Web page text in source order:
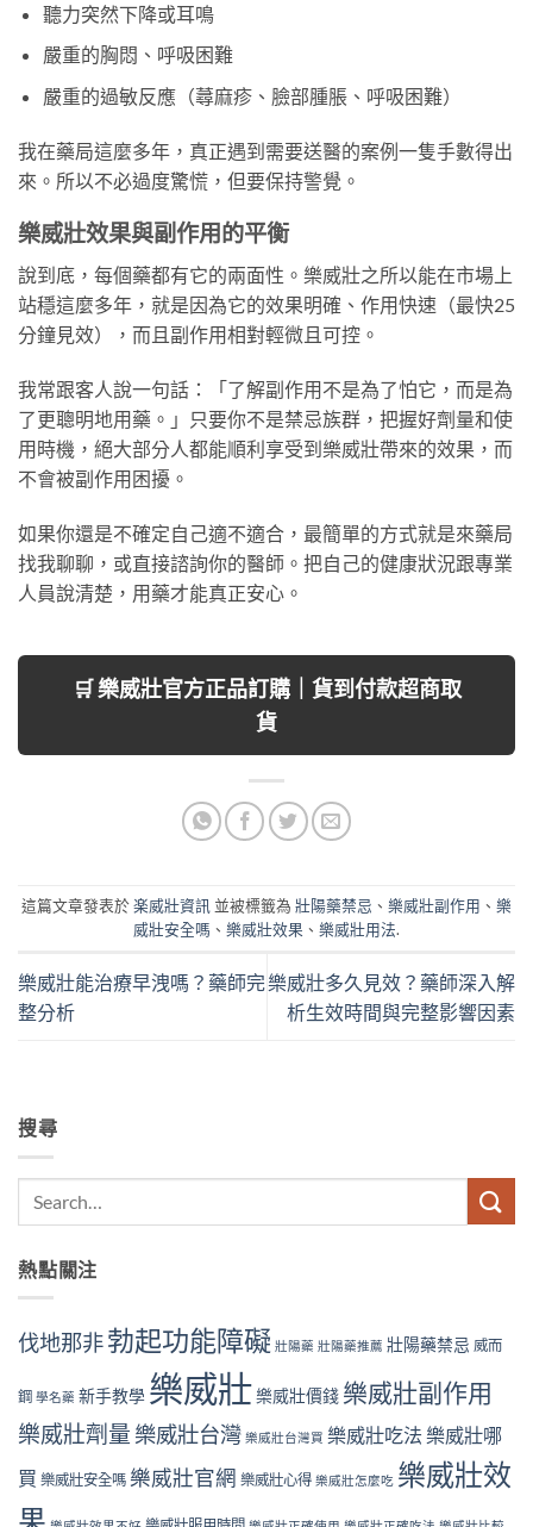
聽力突然下降或耳鳴
嚴重的胸悶、呼吸困難
嚴重的過敏反應（蕁麻疹、臉部腫脹、呼吸困難）
我在藥局這麼多年，真正遇到需要送醫的案例一隻手數得出
來。所以不必過度驚慌，但要保持警覺。
樂威壯效果與副作用的平衡
說到底，每個藥都有它的兩面性。樂威壯之所以能在市場上
站穩這麼多年，就是因為它的效果明確、作用快速（最快25
分鐘見效），而且副作用相對輕微且可控。
我常跟客人說一句話：「了解副作用不是為了怕它，而是為
了更聰明地用藥。」只要你不是禁忌族群，把握好劑量和使
用時機，絕大部分人都能順利享受到樂威壯帶來的效果，而
不會被副作用困擾。
如果你還是不確定自己適不適合，最簡單的方式就是來藥局
找我聊聊，或直接諮詢你的醫師。把自己的健康狀況跟專業
人員說清楚，用藥才能真正安心。
🛒 樂威壯官方正品訂購｜貨到付款超商取
貨
這篇文章發表於楽威壯資訊 並被標籤為 壯陽藥禁忌 、 樂威壯副作用 、 樂
威壯安全嗎 、 樂威壯效果 、 樂威壯用法.
樂威壯能治療早洩嗎？藥師完
整分析
樂威壯多久見效？藥師深入解
析生效時間與完整影響因素
搜尋
熱點關注
伐地那非勃起功能障礙 壯陽藥 壯陽藥推薦 壯陽藥禁忌 威而
鋼 學名藥 新手教學 樂威壯樂威壯價錢 樂威壯副作用
樂威壯劑量 樂威壯台灣 樂威壯台灣買 樂威壯吃法 樂威壯哪
買 樂威壯安全嗎 樂威壯官網 樂威壯心得 樂威壯怎麼吃 樂威壯效
果